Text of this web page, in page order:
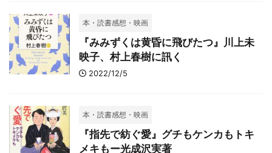
本・読書感想・映画
『みみずくは黄昏に飛びたつ』川上未
映子、村上春樹に訊く
2022/12/5
本・読書感想・映画
『指先で紡ぐ愛』グチもケンカもトキ
メキもー光成沢実著